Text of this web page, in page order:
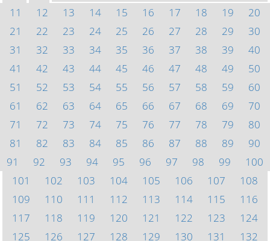
11
12 13 14 15 16 17 18 19
20
21
22 23 24 25 26 27 28 29
30
31
32 33 34 35 36 37 38 39
40
41
42 43 44 45 46 47 48 49
50
51
52 53 54 55 56 57 58 59
60
61
62 63 64 65 66 67 68 69
70
71
72 73 74 75 76 77 78 79
80
81
82 83 84 85 86 87 88 89
90
91
92 93 94 95 96 97 98 99
100
101
102 103 104 105 106 107
108
109
110 111 112 113 114 115
116
117
118 119 120 121 122 123
124
125
126 127 128 129 130 131
132